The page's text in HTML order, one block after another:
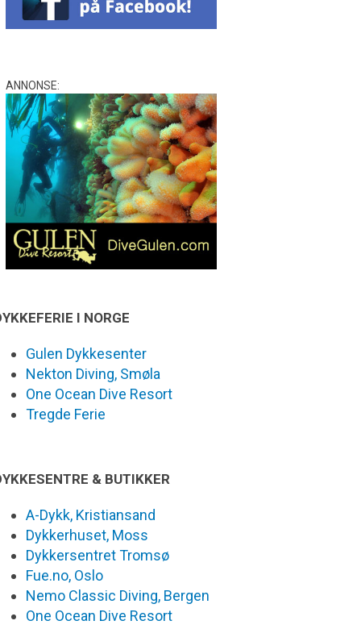
ANNONSE:
I NORGE
Gulen Dykkesenter
Nekton Diving, Smøla
One Ocean Dive Resort
Tregde Ferie
& BUTIKKER
A-Dykk, Kristiansand
Dykkerhuset, Moss
Dykkersentret Tromsø
Fue.no, Oslo
Nemo Classic Diving, Bergen
One Ocean Dive Resort